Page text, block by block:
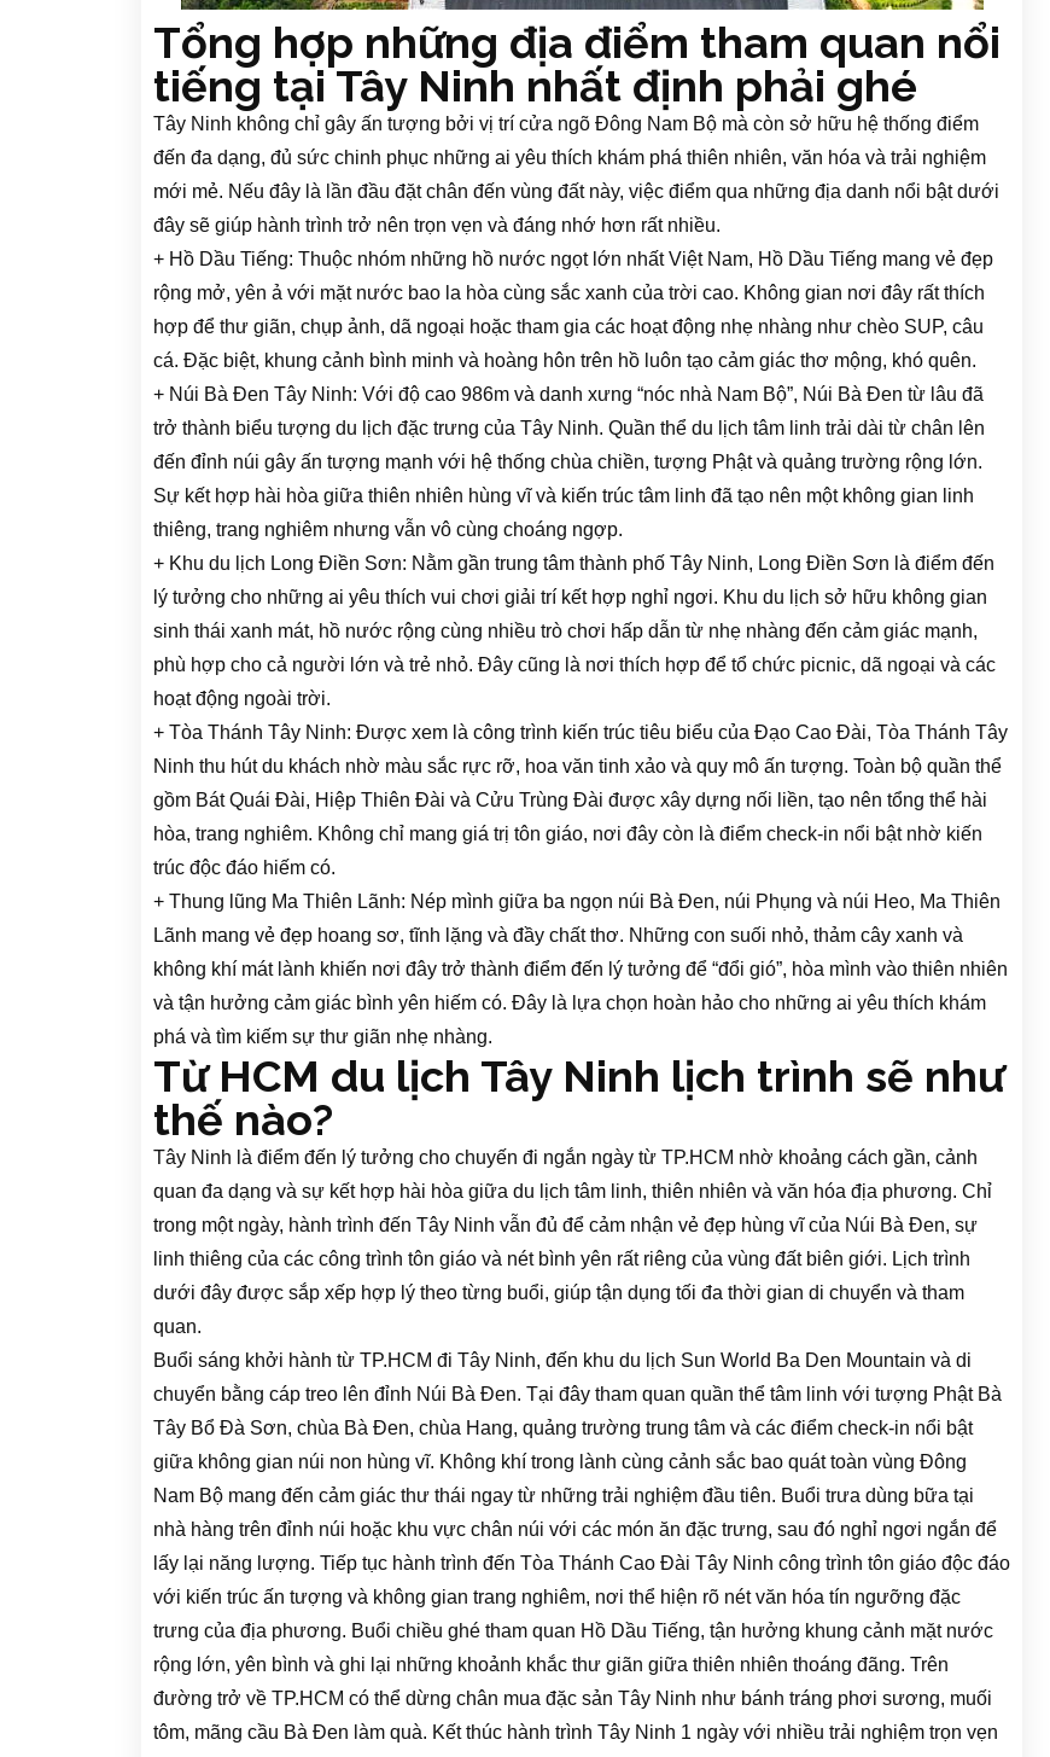
Tổng hợp những địa điểm tham quan nổi
tiếng tại Tây Ninh nhất định phải ghé
Tây Ninh không chỉ gây ấn tượng bởi vị trí cửa ngõ Đông Nam Bộ mà còn sở hữu hệ thống điểm
đến đa dạng, đủ sức chinh phục những ai yêu thích khám phá thiên nhiên, văn hóa và trải nghiệm
mới mẻ. Nếu đây là lần đầu đặt chân đến vùng đất này, việc điểm qua những địa danh nổi bật dưới
đây sẽ giúp hành trình trở nên trọn vẹn và đáng nhớ hơn rất nhiều.
+ Hồ Dầu Tiếng: Thuộc nhóm những hồ nước ngọt lớn nhất Việt Nam, Hồ Dầu Tiếng mang vẻ đẹp
rộng mở, yên ả với mặt nước bao la hòa cùng sắc xanh của trời cao. Không gian nơi đây rất thích
hợp để thư giãn, chụp ảnh, dã ngoại hoặc tham gia các hoạt động nhẹ nhàng như chèo SUP, câu
cá. Đặc biệt, khung cảnh bình minh và hoàng hôn trên hồ luôn tạo cảm giác thơ mộng, khó quên.
+ Núi Bà Đen Tây Ninh: Với độ cao 986m và danh xưng “nóc nhà Nam Bộ”, Núi Bà Đen từ lâu đã
trở thành biểu tượng du lịch đặc trưng của Tây Ninh. Quần thể du lịch tâm linh trải dài từ chân lên
đến đỉnh núi gây ấn tượng mạnh với hệ thống chùa chiền, tượng Phật và quảng trường rộng lớn.
Sự kết hợp hài hòa giữa thiên nhiên hùng vĩ và kiến trúc tâm linh đã tạo nên một không gian linh
thiêng, trang nghiêm nhưng vẫn vô cùng choáng ngợp.
+ Khu du lịch Long Điền Sơn: Nằm gần trung tâm thành phố Tây Ninh, Long Điền Sơn là điểm đến
lý tưởng cho những ai yêu thích vui chơi giải trí kết hợp nghỉ ngơi. Khu du lịch sở hữu không gian
sinh thái xanh mát, hồ nước rộng cùng nhiều trò chơi hấp dẫn từ nhẹ nhàng đến cảm giác mạnh,
phù hợp cho cả người lớn và trẻ nhỏ. Đây cũng là nơi thích hợp để tổ chức picnic, dã ngoại và các
hoạt động ngoài trời.
+ Tòa Thánh Tây Ninh: Được xem là công trình kiến trúc tiêu biểu của Đạo Cao Đài, Tòa Thánh Tây
Ninh thu hút du khách nhờ màu sắc rực rỡ, hoa văn tinh xảo và quy mô ấn tượng. Toàn bộ quần thể
gồm Bát Quái Đài, Hiệp Thiên Đài và Cửu Trùng Đài được xây dựng nối liền, tạo nên tổng thể hài
hòa, trang nghiêm. Không chỉ mang giá trị tôn giáo, nơi đây còn là điểm check-in nổi bật nhờ kiến
trúc độc đáo hiếm có.
+ Thung lũng Ma Thiên Lãnh: Nép mình giữa ba ngọn núi Bà Đen, núi Phụng và núi Heo, Ma Thiên
Lãnh mang vẻ đẹp hoang sơ, tĩnh lặng và đầy chất thơ. Những con suối nhỏ, thảm cây xanh và
không khí mát lành khiến nơi đây trở thành điểm đến lý tưởng để “đổi gió”, hòa mình vào thiên nhiên
và tận hưởng cảm giác bình yên hiếm có. Đây là lựa chọn hoàn hảo cho những ai yêu thích khám
phá và tìm kiếm sự thư giãn nhẹ nhàng.
Từ HCM du lịch Tây Ninh lịch trình sẽ như
thế nào?
Tây Ninh là điểm đến lý tưởng cho chuyến đi ngắn ngày từ TP.HCM nhờ khoảng cách gần, cảnh
quan đa dạng và sự kết hợp hài hòa giữa du lịch tâm linh, thiên nhiên và văn hóa địa phương. Chỉ
trong một ngày, hành trình đến Tây Ninh vẫn đủ để cảm nhận vẻ đẹp hùng vĩ của Núi Bà Đen, sự
linh thiêng của các công trình tôn giáo và nét bình yên rất riêng của vùng đất biên giới. Lịch trình
dưới đây được sắp xếp hợp lý theo từng buổi, giúp tận dụng tối đa thời gian di chuyển và tham
quan.
Buổi sáng khởi hành từ TP.HCM đi Tây Ninh, đến khu du lịch Sun World Ba Den Mountain và di
chuyển bằng cáp treo lên đỉnh Núi Bà Đen. Tại đây tham quan quần thể tâm linh với tượng Phật Bà
Tây Bổ Đà Sơn, chùa Bà Đen, chùa Hang, quảng trường trung tâm và các điểm check-in nổi bật
giữa không gian núi non hùng vĩ. Không khí trong lành cùng cảnh sắc bao quát toàn vùng Đông
Nam Bộ mang đến cảm giác thư thái ngay từ những trải nghiệm đầu tiên. Buổi trưa dùng bữa tại
nhà hàng trên đỉnh núi hoặc khu vực chân núi với các món ăn đặc trưng, sau đó nghỉ ngơi ngắn để
lấy lại năng lượng. Tiếp tục hành trình đến Tòa Thánh Cao Đài Tây Ninh công trình tôn giáo độc đáo
với kiến trúc ấn tượng và không gian trang nghiêm, nơi thể hiện rõ nét văn hóa tín ngưỡng đặc
trưng của địa phương. Buổi chiều ghé tham quan Hồ Dầu Tiếng, tận hưởng khung cảnh mặt nước
rộng lớn, yên bình và ghi lại những khoảnh khắc thư giãn giữa thiên nhiên thoáng đãng. Trên
đường trở về TP.HCM có thể dừng chân mua đặc sản Tây Ninh như bánh tráng phơi sương, muối
tôm, mãng cầu Bà Đen làm quà. Kết thúc hành trình Tây Ninh 1 ngày với nhiều trải nghiệm trọn vẹn